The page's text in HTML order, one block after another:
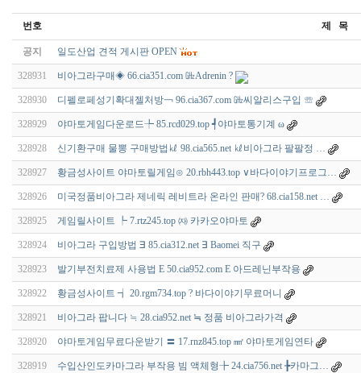
번호 제 목
공지 일도산업 견적 게시판 OPEN
328931 비아그라구매◈ 66.cia351.com ㎓Adrenin ?
328930 디펠로페성기확대젤처방￢ 96.cia367.com ㎓씨알리스구입 ☏
328929 야마토게임다운로드╄ 85.rcd029.top ┩야마토통기계 ω
328928 신기환구매 물뽕 구매방법㎘ 98.cia565.net ㎘비아그라 팔팔정 …
328927 황금성사이트 야마토릴게임⊙ 20.rbh443.top ∨바다이야기프로그…
328926 미국정품비아그라 제네릭 레비트라 온라인 판매? 68.cia158.net …
328925 게임릴사이트 ┡ 7.rtz245.top ㈖ 카카오야마토
328924 비아그라 구입방법 ∃ 85.cia312.net ∃ Baomei 직구
328923 발기부전치료제 사용법 E 50.cia952.com E 아드레닌부작용
328922 황금성사이트 ┪ 20.rgm734.top ? 바다이야기무료머니
328921 비아그라 팝니다 ≒ 28.cia952.net ≒ 정품 비아그라가격
328920 야마토게임무료다운받기 〓 17.rnz845.top ㎟ 야마토게임연타
328919 수입산인도카마그라 부작용 빔 액체형╊ 24.cia756.net ╊카마그…